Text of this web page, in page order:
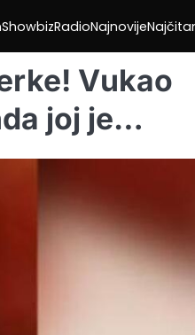
ShowbizRadioNajnovije
Vukao
joj je…